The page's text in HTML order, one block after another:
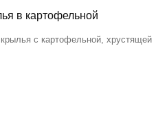
в картофельной
с картофельной, хрустящей